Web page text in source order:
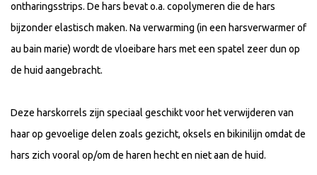
ontharingsstrips. De hars bevat o.a. copolymeren die de hars
bijzonder elastisch maken. Na verwarming (in een harsverwarmer of
au bain marie) wordt de vloeibare hars met een spatel zeer dun op
de huid aangebracht.
Deze harskorrels zijn speciaal geschikt voor het verwijderen van
haar op gevoelige delen zoals gezicht, oksels en bikinilijn omdat de
hars zich vooral op/om de haren hecht en niet aan de huid.